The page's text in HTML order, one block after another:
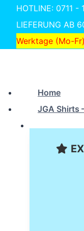
Inhalt
springen
HOTLINE: 0711 -
LIEFERUNG AB
Werktage (Mo-
Home
JGA Shirts